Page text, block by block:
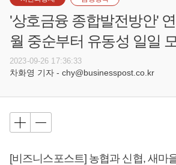
'상호금융 종합발전방안'
월 중순부터 유동성 일일
2023-09-26 17:36:33
차화영 기자 - chy@businesspost.co.kr
[비즈니스포스트] 농협과 신협, 새마